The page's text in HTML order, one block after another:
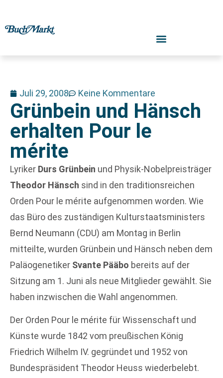
Juli 29, 2008 Keine Kommentare
Grünbein und Hänsch
erhalten Pour le
mérite
Lyriker Durs Grünbein und Physik-Nobelpreisträger
Theodor Hänsch sind in den traditionsreichen
Orden Pour le mérite aufgenommen worden. Wie
das Büro des zuständigen Kulturstaatsministers
Bernd Neumann (CDU) am Montag in Berlin
mitteilte, wurden Grünbein und Hänsch neben dem
Paläogenetiker Svante Pääbo bereits auf der
Sitzung am 1. Juni als neue Mitglieder gewählt. Sie
haben inzwischen die Wahl angenommen.
Der Orden Pour le mérite für Wissenschaft und
Künste wurde 1842 vom preußischen König
Friedrich Wilhelm IV. gegründet und 1952 von
Bundespräsident Theodor Heuss wiederbelebt.